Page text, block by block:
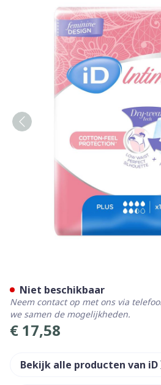
€ 17,58
Niet beschikbaar
Neem contact op met ons via
we samen de mogelijkheden.
Bekijk alle producten van iD